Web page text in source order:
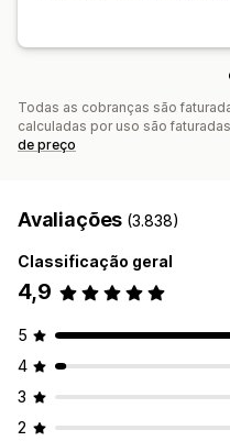
Todas as cobranças são
calculadas por uso são
de preço
Avaliações (3.838)
Classificação geral
4,9
5
4
3
2